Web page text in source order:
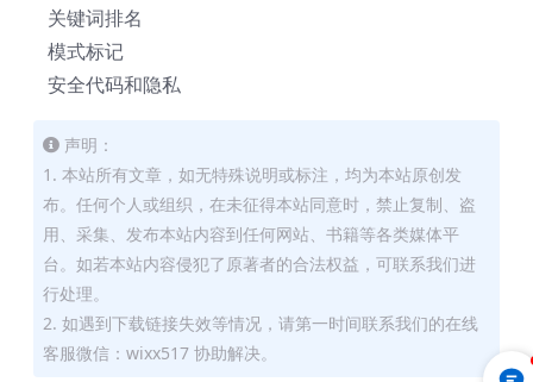
关键词排名
模式标记
安全代码和隐私
声明：
1. 本站所有文章，如无特殊说明或标注，均为本站原创发
布。任何个人或组织，在未征得本站同意时，禁止复制、盗
用、采集、发布本站内容到任何网站、书籍等各类媒体平
台。如若本站内容侵犯了原著者的合法权益，可联系我们进
行处理。
2. 如遇到下载链接失效等情况，请第一时间联系我们的在线
客服微信：wixx517 协助解决。